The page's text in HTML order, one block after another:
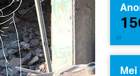
Mei